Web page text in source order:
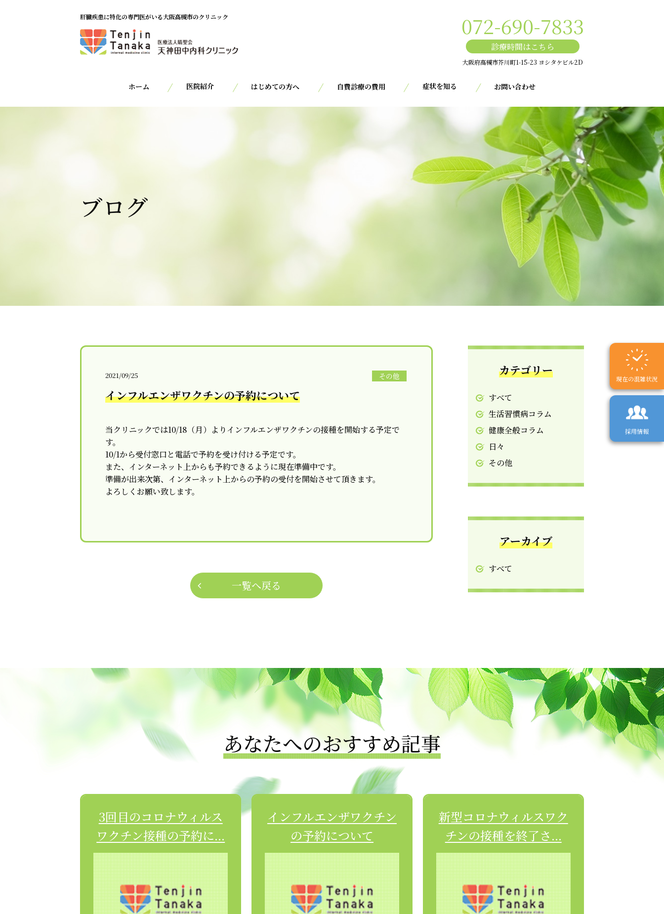
肝臓疾患に特化の専門医がいる大阪高槻市のクリニック 072-690-7833
診療時間はこちら
大阪府高槻市芥川町1-15-23 ヨシタケビル2D
ホーム 医院紹介 はじめての方へ 自費診療の費用 症状を知る お問い合わせ
ブログ
2021/09/25 その他
インフルエンザワクチンの予約について
当クリニックでは10/18（月）よりインフルエンザワクチンの接種を開始する予定で
す。
10/1から受付窓口と電話で予約を受け付ける予定です。
また、インターネット上からも予約できるように現在準備中です。
準備が出来次第、インターネット上からの予約の受付を開始させて頂きます。
よろしくお願い致します。
一覧へ戻る
カテゴリー
すべて
生活習慣病コラム
健康全般コラム
日々
その他
アーカイブ
すべて
あなたへのおすすめ記事
3回目のコロナウィルス
ワクチン接種の予約に...
インフルエンザワクチン
の予約について
新型コロナウィルスワク
チンの接種を終了さ...
現在の混雑状況
採用情報